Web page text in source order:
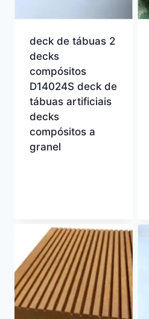
deck de tábuas 2
decks
compósitos
D14024S deck de
tábuas artificiais
decks
compósitos a
granel